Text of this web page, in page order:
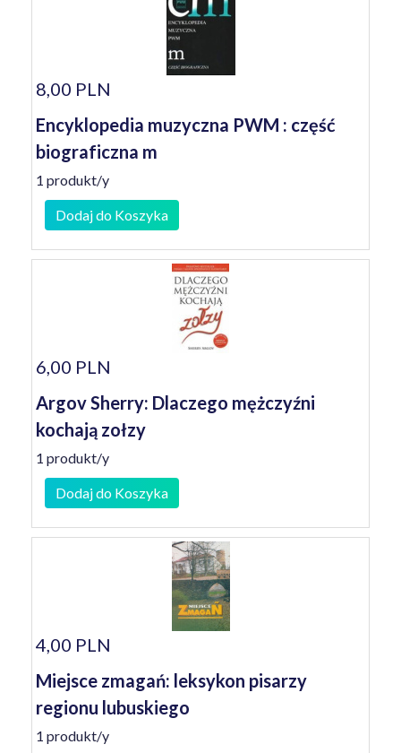
8,00 PLN
Encyklopedia muzyczna PWM : część
biograficzna m
1 produkt/y
Dodaj do Koszyka
6,00 PLN
Argov Sherry: Dlaczego mężczyźni
kochają zołzy
1 produkt/y
Dodaj do Koszyka
4,00 PLN
Miejsce zmagań: leksykon pisarzy
regionu lubuskiego
1 produkt/y